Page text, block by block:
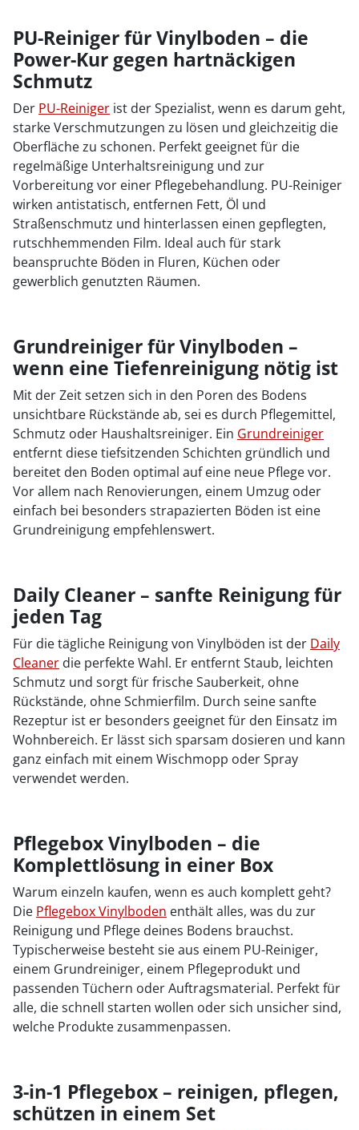
PU-Reiniger für Vinylboden – die
Power-Kur gegen hartnäckigen
Schmutz
Der PU-Reiniger ist der Spezialist, wenn es darum geht,
starke Verschmutzungen zu lösen und gleichzeitig die
Oberfläche zu schonen. Perfekt geeignet für die
regelmäßige Unterhaltsreinigung und zur
Vorbereitung vor einer Pflegebehandlung. PU-Reiniger
wirken antistatisch, entfernen Fett, Öl und
Straßenschmutz und hinterlassen einen gepflegten,
rutschhemmenden Film. Ideal auch für stark
beanspruchte Böden in Fluren, Küchen oder
gewerblich genutzten Räumen.
Grundreiniger für Vinylboden –
wenn eine Tiefenreinigung nötig ist
Mit der Zeit setzen sich in den Poren des Bodens
unsichtbare Rückstände ab, sei es durch Pflegemittel,
Schmutz oder Haushaltsreiniger. Ein Grundreiniger
entfernt diese tiefsitzenden Schichten gründlich und
bereitet den Boden optimal auf eine neue Pflege vor.
Vor allem nach Renovierungen, einem Umzug oder
einfach bei besonders strapazierten Böden ist eine
Grundreinigung empfehlenswert.
Daily Cleaner – sanfte Reinigung für
jeden Tag
Für die tägliche Reinigung von Vinylböden ist der Daily
Cleaner die perfekte Wahl. Er entfernt Staub, leichten
Schmutz und sorgt für frische Sauberkeit, ohne
Rückstände, ohne Schmierfilm. Durch seine sanfte
Rezeptur ist er besonders geeignet für den Einsatz im
Wohnbereich. Er lässt sich sparsam dosieren und kann
ganz einfach mit einem Wischmopp oder Spray
verwendet werden.
Pflegebox Vinylboden – die
Komplettlösung in einer Box
Warum einzeln kaufen, wenn es auch komplett geht?
Die Pflegebox Vinylboden enthält alles, was du zur
Reinigung und Pflege deines Bodens brauchst.
Typischerweise besteht sie aus einem PU-Reiniger,
einem Grundreiniger, einem Pflegeprodukt und
passenden Tüchern oder Auftragsmaterial. Perfekt für
alle, die schnell starten wollen oder sich unsicher sind,
welche Produkte zusammenpassen.
3-in-1 Pflegebox – reinigen, pflegen,
schützen in einem Set